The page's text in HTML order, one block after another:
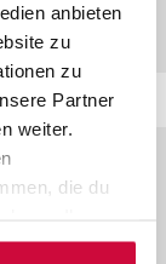
anbieten
zu
zu
Partner
weiter.
die du